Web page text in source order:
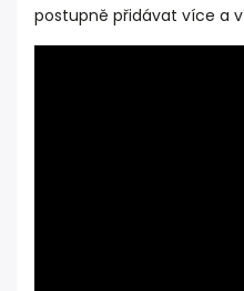
postupně přidávat více a